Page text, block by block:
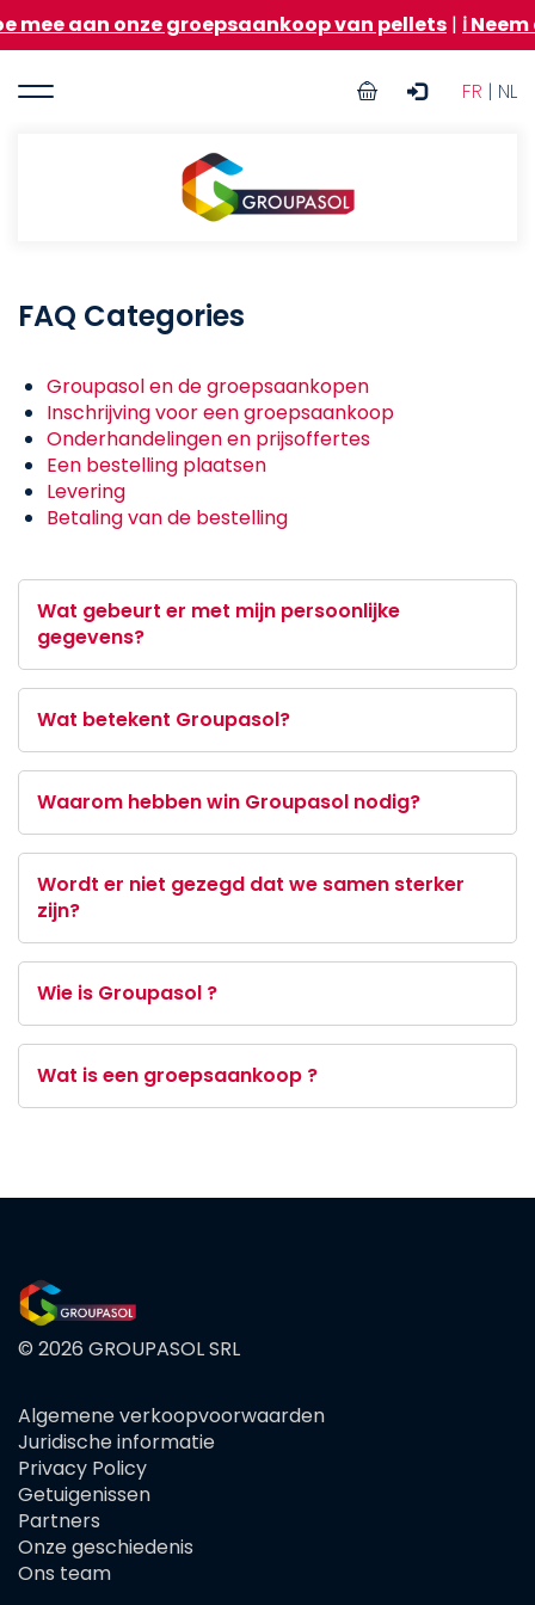
en
de
mee aan onze groepsaankoop van pellets| ℹ️
FR | NL
User
Groupasol
FAQ Categories
Groupasol en de groepsaankopen
Inschrijving voor een groepsaankoop
Onderhandelingen en prijsoffertes
Een bestelling plaatsen
Levering
Betaling van de bestelling
Wat gebeurt er met mijn persoonlijke
gegevens?
Wat betekent Groupasol?
Waarom hebben win Groupasol nodig?
Wordt er niet gezegd dat we samen sterker
zijn?
Wie is Groupasol ?
Wat is een groepsaankoop ?
© 2026 GROUPASOL SRL
FOOTER
MENU
Algemene verkoopvoorwaarden
Juridische informatie
Privacy Policy
Getuigenissen
Partners
Onze geschiedenis
Ons team